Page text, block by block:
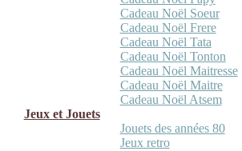
Cadeau Noël Soeur
Cadeau Noël Frere
Cadeau Noël Tata
Cadeau Noël Tonton
Cadeau Noël Maitresse
Cadeau Noël Maitre
Cadeau Noël Atsem
Jeux et Jouets
Jouets des années 80
Jeux retro